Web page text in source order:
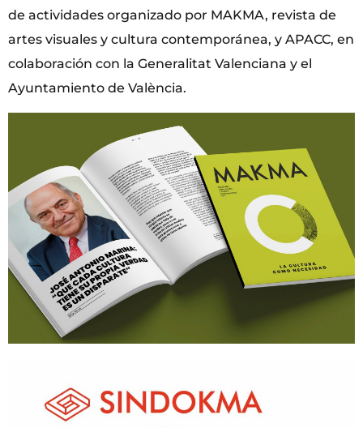
de actividades organizado por MAKMA, revista de
artes visuales y cultura contemporánea, y APACC, en
colaboración con la Generalitat Valenciana y el
Ayuntamiento de València.